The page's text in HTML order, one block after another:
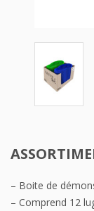
– Boite de
– Comprend 12